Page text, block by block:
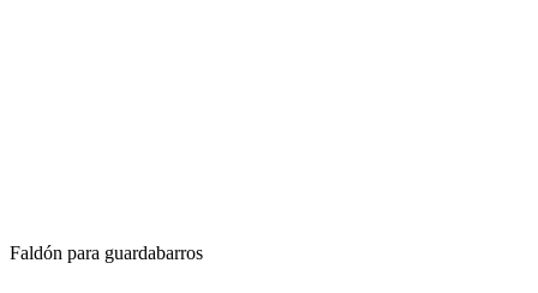
Faldón para guardabarros